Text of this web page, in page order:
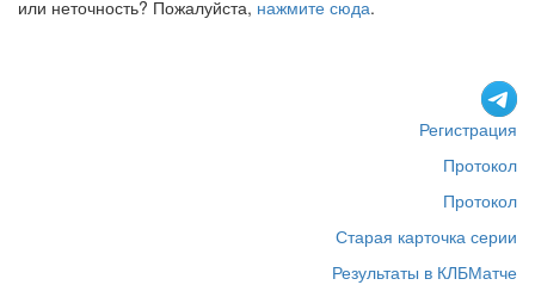
или неточность? Пожалуйста, нажмите сюда.
Регистрация
Протокол
Протокол
Старая карточка серии
Результаты в КЛБМатче